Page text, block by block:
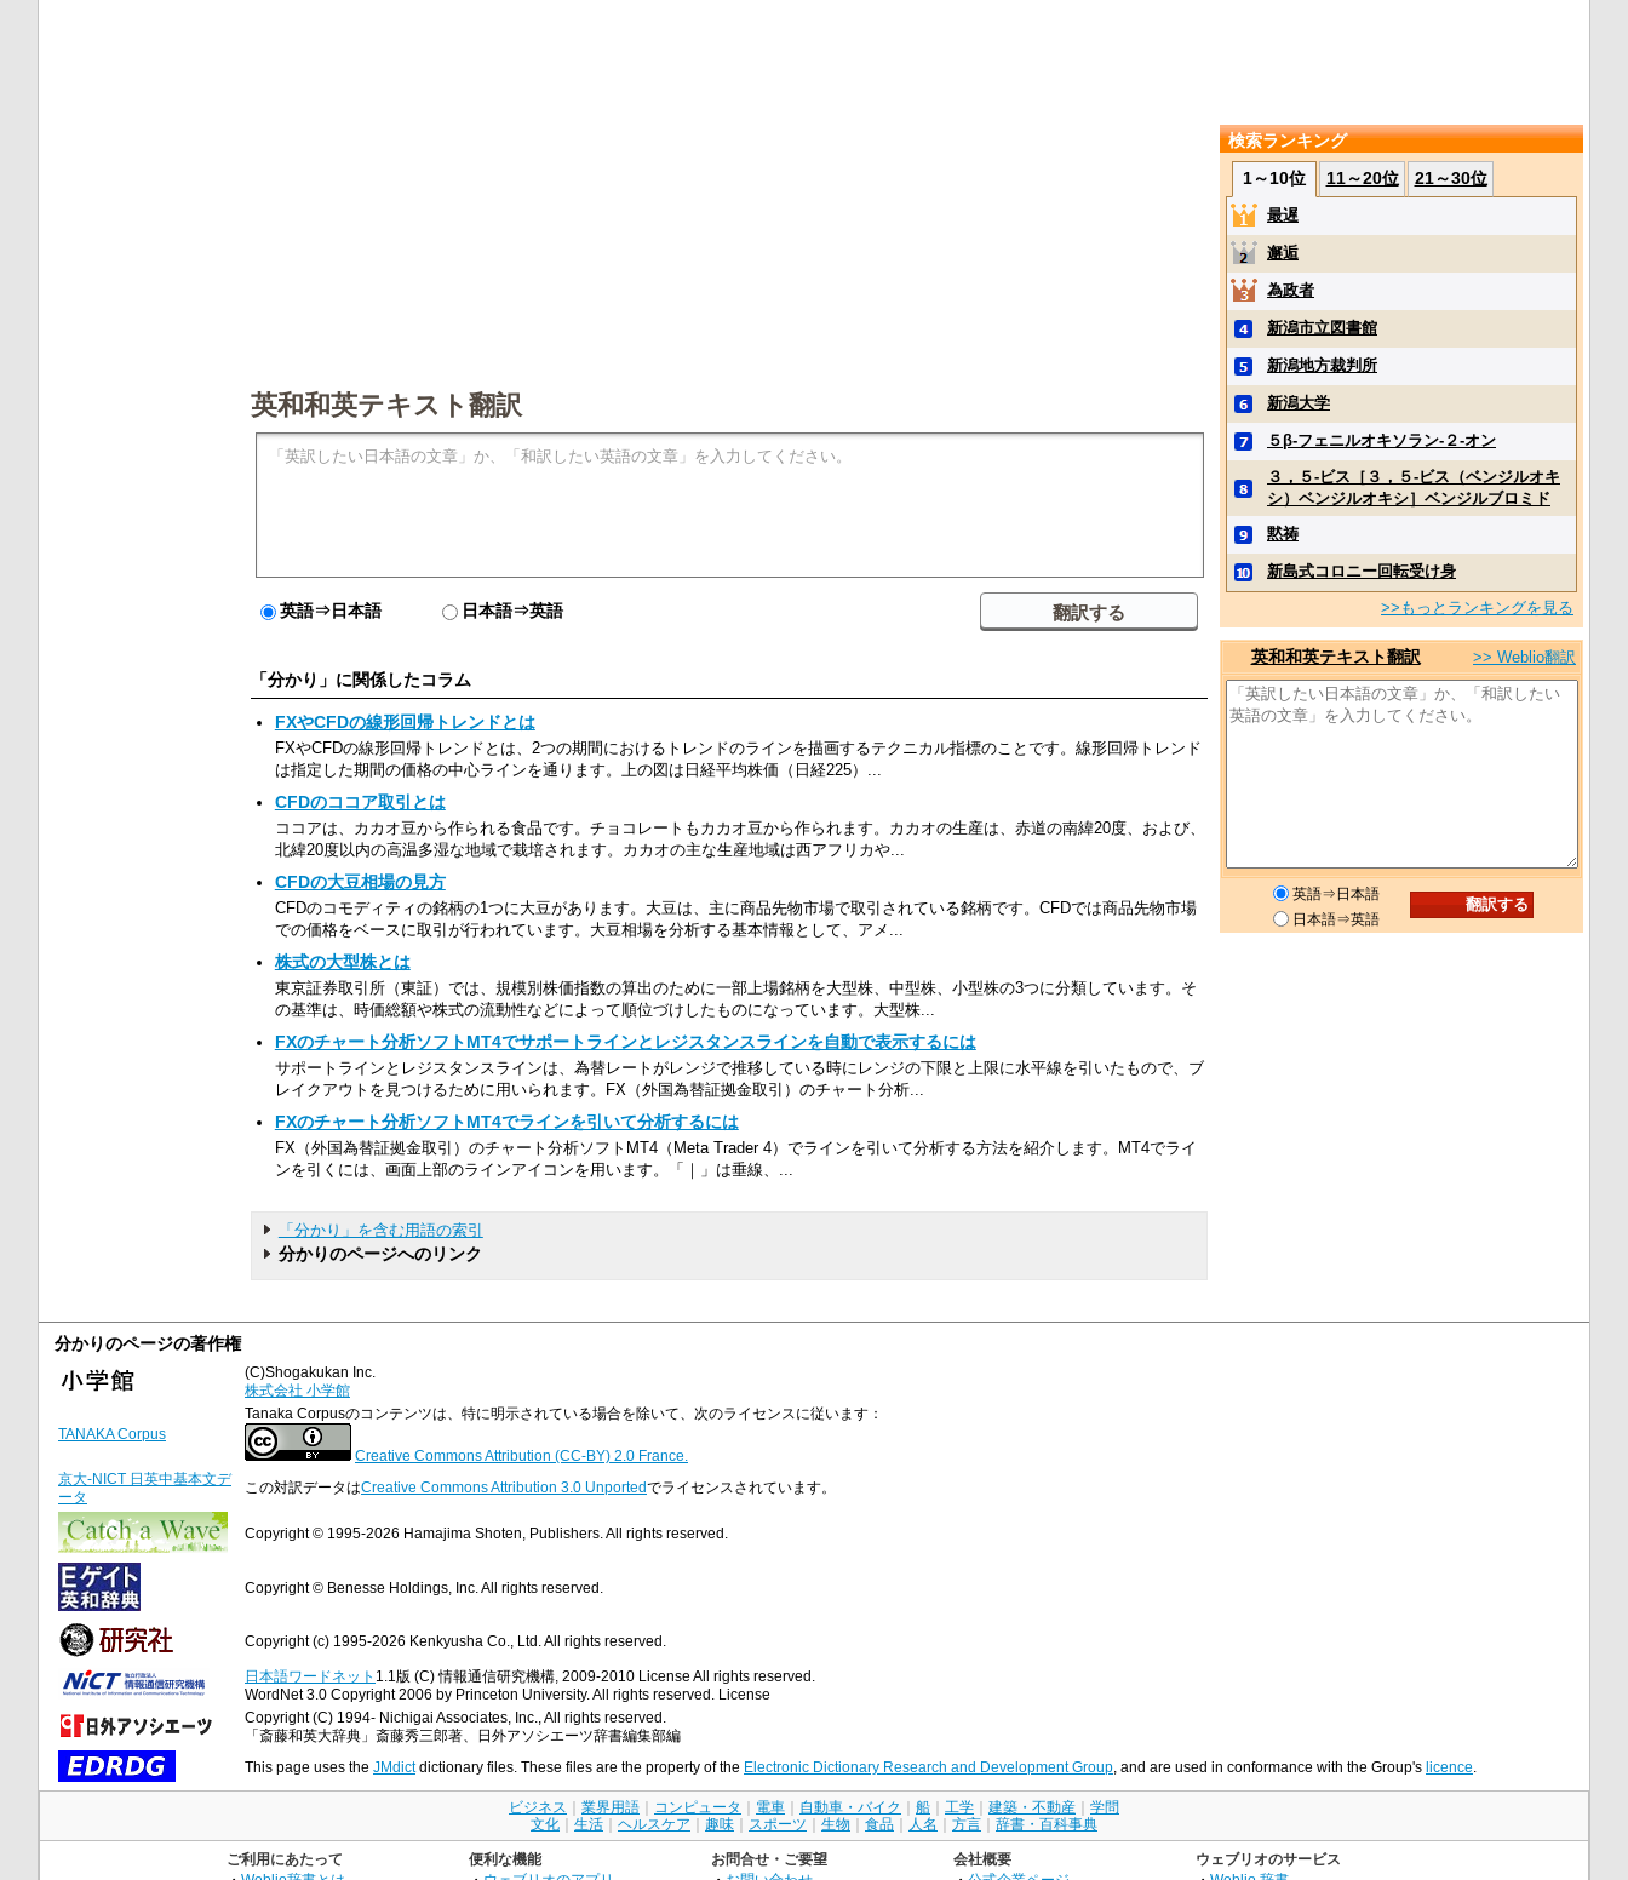
英和和英テキスト翻訳
英語⇒日本語 日本語⇒英語
「分かり」に関係したコラム
FXやCFDの線形回帰トレンドとは
FXやCFDの線形回帰トレンドとは、2つの期間におけるトレンドのラインを描画するテクニカル指標のことです。線形回帰トレンド
は指定した期間の価格の中心ラインを通ります。上の図は日経平均株価（日経225）...
CFDのココア取引とは
ココアは、カカオ豆から作られる食品です。チョコレートもカカオ豆から作られます。カカオの生産は、赤道の南緯20度、および、
北緯20度以内の高温多湿な地域で栽培されます。カカオの主な生産地域は西アフリカや...
CFDの大豆相場の見方
CFDのコモディティの銘柄の1つに大豆があります。大豆は、主に商品先物市場で取引されている銘柄です。CFDでは商品先物市場
での価格をベースに取引が行われています。大豆相場を分析する基本情報として、アメ...
株式の大型株とは
東京証券取引所（東証）では、規模別株価指数の算出のために一部上場銘柄を大型株、中型株、小型株の3つに分類しています。そ
の基準は、時価総額や株式の流動性などによって順位づけしたものになっています。大型株...
FXのチャート分析ソフトMT4でサポートラインとレジスタンスラインを自動で表示するには
サポートラインとレジスタンスラインは、為替レートがレンジで推移している時にレンジの下限と上限に水平線を引いたもので、ブ
レイクアウトを見つけるために用いられます。FX（外国為替証拠金取引）のチャート分析...
FXのチャート分析ソフトMT4でラインを引いて分析するには
FX（外国為替証拠金取引）のチャート分析ソフトMT4（Meta Trader 4）でラインを引いて分析する方法を紹介します。MT4でライ
ンを引くには、画面上部のラインアイコンを用います。「｜」は垂線、...
「分かり」を含む用語の索引
分かりのページへのリンク
検索ランキング
1～10位
11～20位 21～30位
最遅
邂逅
為政者
新潟市立図書館
新潟地方裁判所
新潟大学
５β‐フェニルオキソラン‐２‐オン
３，５‐ビス［３，５‐ビス（ベンジルオキ
シ）ベンジルオキシ］ベンジルブロミド
黙祷
新島式コロニー回転受け身
>>もっとランキングを見る
英和和英テキスト翻訳 >> Weblio翻訳
英語⇒日本語
日本語⇒英語
分かりのページの著作権
(C)Shogakukan Inc.
株式会社 小学館
TANAKA Corpus
Tanaka Corpusのコンテンツは、特に明示されている場合を除いて、次のライセンスに従います：
Creative Commons Attribution (CC-BY) 2.0 France.
京大-NICT 日英中基本文デ
ータ
この対訳データはCreative Commons Attribution 3.0 Unportedでライセンスされています。
Copyright © 1995-2026 Hamajima Shoten, Publishers. All rights reserved.
Copyright © Benesse Holdings, Inc. All rights reserved.
Copyright (c) 1995-2026 Kenkyusha Co., Ltd. All rights reserved.
日本語ワードネット 1.1版 (C) 情報通信研究機構, 2009-2010 License All rights reserved.
WordNet 3.0 Copyright 2006 by Princeton University. All rights reserved. License
Copyright (C) 1994- Nichigai Associates, Inc., All rights reserved.
「斎藤和英大辞典」斎藤秀三郎著、日外アソシエーツ辞書編集部編
This page uses the JMdictdictionary files. These files are the property of the Electronic Dictionary Research and Development Group , and are used in conformance with the Group's licence
ビジネス 業界用語 コンピュータ 電車 自動車・バイク 船 工学 建築・不動産
学問
文化
生活 ヘルスケア 趣味 スポーツ 生物 食品 人名 方言 辞書・百科事典
ご利用にあたって
便利な機能
お問合せ・ご要望
会社概要
ウェブリオのサービス